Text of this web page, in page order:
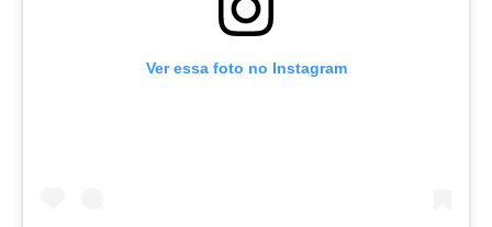
Ver essa foto no Instagram